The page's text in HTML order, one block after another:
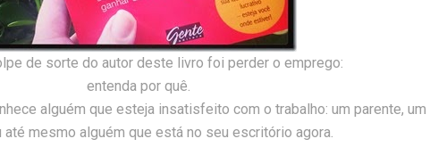
de sorte do autor deste livro foi perder o emprego:
entenda por quê.
alguém que esteja insatisfeito com o trabalho: um parente, um
até mesmo alguém que está no seu escritório agora.